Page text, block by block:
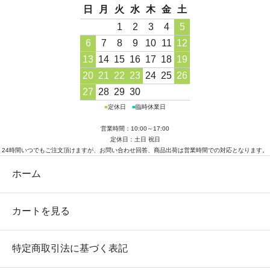
日
月 火 水 木 金
土
1
2 3 4
5
6
7 8 9 10 11 12
13 14 15 16 17 18 19
20 21 22 23 24 25 26
27 28 29 30
■定休日 ■臨時休業日
営業時間：10:00～17:00
定休日：土日 祝日
24時間いつでもご注文頂けますが、お問い合わせ回答、商品出荷は営業時間での対応となります。
ホーム
カートを見る
特定商取引法に基づく表記